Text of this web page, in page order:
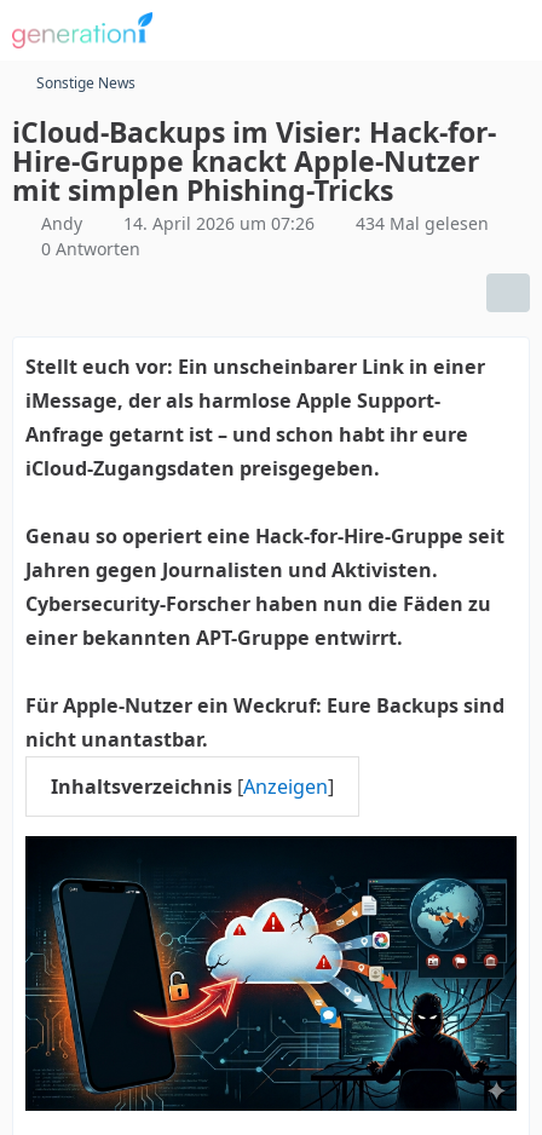
Sonstige News
iCloud-Backups im Visier: Hack-for-
Hire-Gruppe knackt Apple-Nutzer
mit simplen Phishing-Tricks
Andy 14. April 2026 um 07:26
434 Mal gelesen
0 Antworten
Stellt euch vor: Ein unscheinbarer Link in einer
iMessage, der als harmlose Apple Support-
Anfrage getarnt ist – und schon habt ihr eure
iCloud-Zugangsdaten preisgegeben.
Genau so operiert eine Hack-for-Hire-Gruppe seit
Jahren gegen Journalisten und Aktivisten.
Cybersecurity-Forscher haben nun die Fäden zu
einer bekannten APT-Gruppe entwirrt.
Für Apple-Nutzer ein Weckruf: Eure Backups sind
nicht unantastbar.
Inhaltsverzeichnis [Anzeigen]